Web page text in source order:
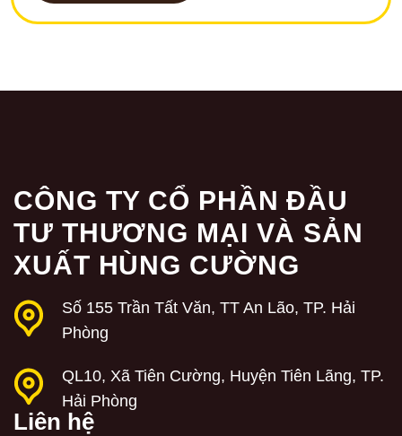
CÔNG TY CỔ PHẦN ĐẦU
TƯ THƯƠNG MẠI VÀ SẢN
XUẤT HÙNG CƯỜNG
Số 155 Trần Tất Văn, TT An Lão, TP. Hải
Phòng
QL10, Xã Tiên Cường, Huyện Tiên Lãng, TP.
Hải Phòng
Liên hệ